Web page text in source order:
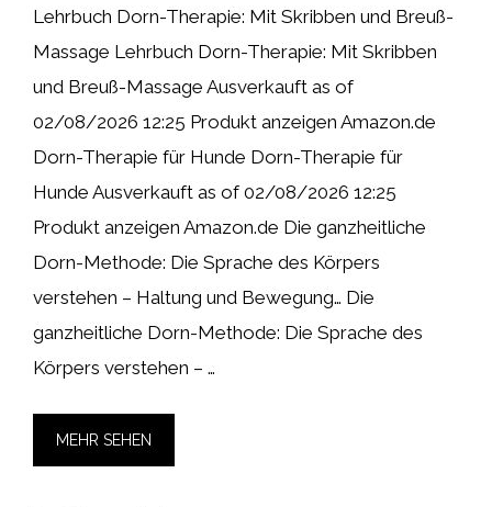
Lehrbuch Dorn-Therapie: Mit Skribben und Breuß-
Massage Lehrbuch Dorn-Therapie: Mit Skribben
und Breuß-Massage Ausverkauft as of
02/08/2026 12:25 Produkt anzeigen Amazon.de
Dorn-Therapie für Hunde Dorn-Therapie für
Hunde Ausverkauft as of 02/08/2026 12:25
Produkt anzeigen Amazon.de Die ganzheitliche
Dorn-Methode: Die Sprache des Körpers
verstehen – Haltung und Bewegung… Die
ganzheitliche Dorn-Methode: Die Sprache des
Körpers verstehen – …
MEHR SEHEN